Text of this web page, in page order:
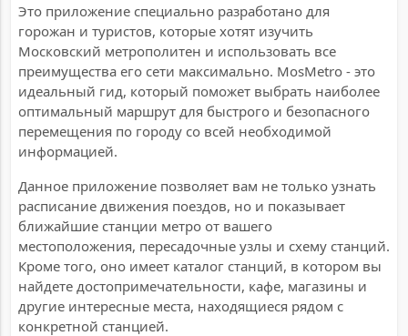
Это приложение специально разработано для
горожан и туристов, которые хотят изучить
Московский метрополитен и использовать все
преимущества его сети максимально. MosMetro - это
идеальный гид, который поможет выбрать наиболее
оптимальный маршрут для быстрого и безопасного
перемещения по городу со всей необходимой
информацией.
Данное приложение позволяет вам не только узнать
расписание движения поездов, но и показывает
ближайшие станции метро от вашего
местоположения, пересадочные узлы и схему станций.
Кроме того, оно имеет каталог станций, в котором вы
найдете достопримечательности, кафе, магазины и
другие интересные места, находящиеся рядом с
конкретной станцией.